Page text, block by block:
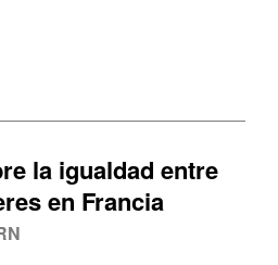
la igualdad entre
en Francia